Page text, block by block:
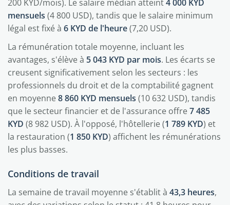
200 KYD/mois). Le salaire médian atteint4 000 KYD
mensuels (4 800 USD), tandis que le salaire minimum
légal est fixé à 6 KYD de l'heure(7,20 USD).
La rémunération totale moyenne, incluant les
avantages, s'élève à 5 043 KYD par mois. Les écarts se
creusent significativement selon les secteurs : les
professionnels du droit et de la comptabilité gagnent
en moyenne8 860 KYD mensuels (10 632 USD), tandis
que le secteur financier et de l'assurance offre7 485
KYD (8 982 USD). À l'opposé, l'hôtellerie (1 789 KYD) et
la restauration (1 850 KYD) affichent les rémunérations
les plus basses.
Conditions de travail
La semaine de travail moyenne s'établit à 43,3 heures,